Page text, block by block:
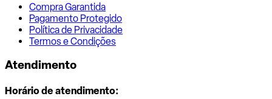
Compra Garantida
Pagamento Protegido
Política de Privacidade
Termos e Condições
Atendimento
Horário de atendimento: